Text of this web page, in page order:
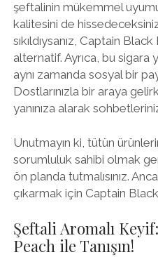
şeftalinin mükemmel
kalitesini de
sıkıldıysanız, Captain
alternatif. Ayrıca, bu sigara
aynı zamanda sosyal bir
Dostlarınızla bir araya
yanınıza alarak
Unutmayın ki, tütün
sorumluluk sahibi olmak
ön planda tutmalısınız.
çıkarmak için Captain
Şeftali Aromalı
Peach ile Tanışın!